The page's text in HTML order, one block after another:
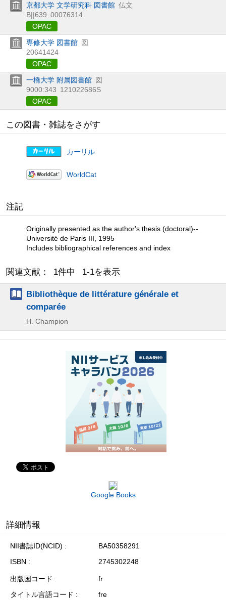
京都大学 文学研究科 図書館 仏文
B||639 00076314
OPAC
専修大学 図書館 図
20641424
OPAC
一橋大学 附属図書館 図
9000:343 121022686S
OPAC
この図書・雑誌をさがす
カーリル
WorldCat
注記
Originally presented as the author's thesis (doctoral)--
Université de Paris III, 1995
Includes bibliographical references and index
関連文献： 1件中 1-1を表示
Bibliothèque de littérature générale et
comparée
H. Champion
Google Books
詳細情報
NII書誌ID(NCID)
BA50358291
ISBN
2745302248
出版国コード
fr
タイトル言語コード
fre